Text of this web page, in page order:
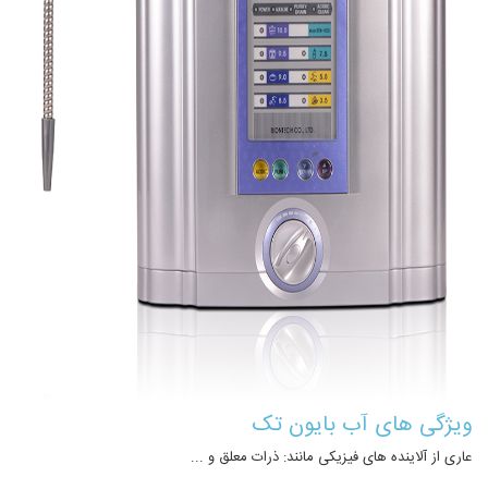
ویژگى هاى آب بایون تک
عارى از آلاینده هاى فیزیکى مانند: ذرات معلق و ...